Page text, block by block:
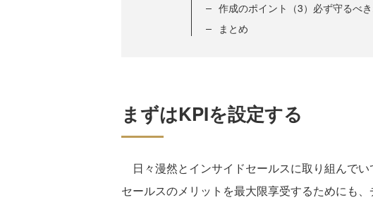
作成のポイント（3）必ず守るべ
まとめ
まずはKPIを設定する
日々漫然とインサイドセールスに取り組んで
セールスのメリットを最大限享受するためにも